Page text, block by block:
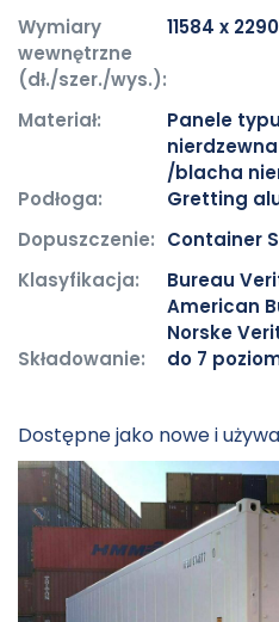
Wymiary
wewnętrzne
(dł./szer./wys.):
11584 x
Materiał:
Panele
/blacha
Podłoga:
Gretting
Dopuszczenie: Container
Klasyfikacja:
Bureau
American
Norske
Składowanie:
do 7
Dostępne jako nowe i